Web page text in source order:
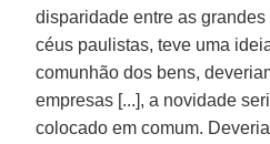
disparidade entre as
céus paulistas, teve uma
comunhão dos bens,
empresas [...], a novidade
colocado em comum.